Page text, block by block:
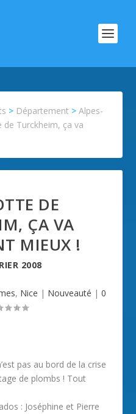
> Département >Alpes-
de Turckheim, ça va
DE
ÇA VA
MIEUX !
2008
, Nice | Nouveauté | 0
pas au bord de la crise
de plombs ! Tout
: Joséphine et Pierre